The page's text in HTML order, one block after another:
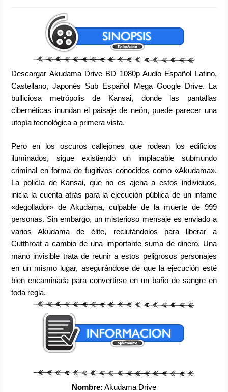
Descargar Akudama Drive BD 1080p Audio Español Latino,
Castellano, Japonés Sub Español Mega Google Drive. La
bulliciosa metrópolis de Kansai, donde las pantallas
cibernéticas inundan el paisaje de neón, puede parecer una
utopía tecnológica a primera vista.
Pero en los oscuros callejones que rodean los edificios
iluminados, sigue existiendo un implacable submundo
criminal en forma de fugitivos conocidos como «Akudama».
La policía de Kansai, que no es ajena a estos individuos,
inicia la cuenta atrás para la ejecución pública de un infame
«degollador» de Akudama, culpable de la muerte de 999
personas. Sin embargo, un misterioso mensaje es enviado a
varios Akudama de élite, reclutándolos para liberar a
Cutthroat a cambio de una importante suma de dinero. Una
mano invisible trata de reunir a estos peligrosos personajes
en un mismo lugar, asegurándose de que la ejecución esté
bien encaminada para convertirse en un baño de sangre en
toda regla.
Nombre: Akudama Drive